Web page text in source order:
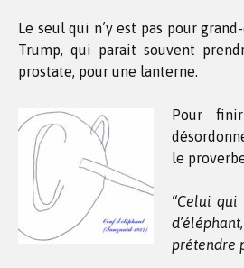
Le seul qui n’y est pas pour
Trump, qui parait souvent
prostate, pour une lanterne.
Pour
le
“Celui
prétendre